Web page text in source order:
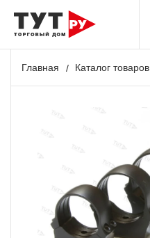
Главная Каталог товаров